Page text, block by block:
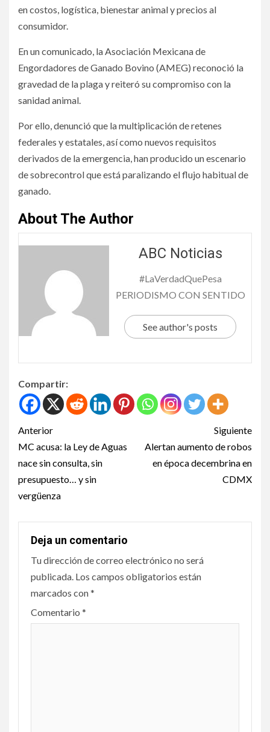
en costos, logística, bienestar animal y precios al
consumidor.
En un comunicado, la Asociación Mexicana de
Engordadores de Ganado Bovino (AMEG) reconoció la
gravedad de la plaga y reiteró su compromiso con la
sanidad animal.
Por ello, denunció que la multiplicación de retenes
federales y estatales, así como nuevos requisitos
derivados de la emergencia, han producido un escenario
de sobrecontrol que está paralizando el flujo habitual de
ganado.
About The Author
ABC Noticias
#LaVerdadQuePesa
PERIODISMO CON SENTIDO
See author's posts
Compartir:
Anterior
MC acusa: la Ley de Aguas
nace sin consulta, sin
presupuesto… y sin
vergüenza
Siguiente
Alertan aumento de robos
en época decembrina en
CDMX
Deja un comentario
Tu dirección de correo electrónico no será
publicada. Los campos obligatorios están
marcados con*
Comentario *